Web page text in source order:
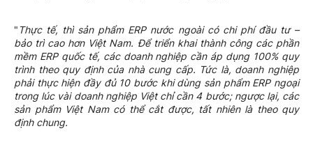
" Thực tế, thì sản phẩm ERP nước ngoài có chi phí đầu tư –
bảo trì cao hơn Việt Nam. Để triển khai thành công các phần
mềm ERP quốc tế, các doanh nghiệp cần áp dụng 100% quy
trình theo quy định của nhà cung cấp. Tức là, doanh nghiệp
phải thực hiện đầy đủ 10 bước khi dùng sản phẩm ERP ngoại
trong lúc vài doanh nghiệp Việt chỉ cần 4 bước; ngược lại, các
sản phẩm Việt Nam có thể cắt được, tất nhiên là theo quy
định chung.